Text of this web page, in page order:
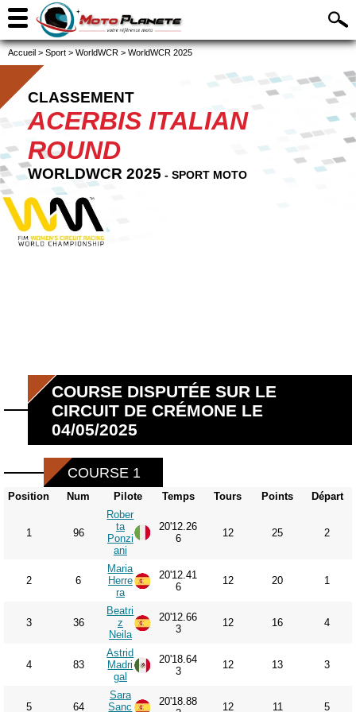
Accueil > Sport > WorldWCR > WorldWCR 2025
CLASSEMENT
ACERBIS ITALIAN
ROUND
WORLDWCR 2025 - SPORT MOTO
COURSE DISPUTÉE SUR LE
CIRCUIT DE CRÉMONE LE
04/05/2025
COURSE 1
Position Num Pilote Temps Tours Points Départ
1 96
Rober
ta
Ponzi
ani
20'12.26
6
12 25 2
2 6
Maria
Herre
ra
20'12.41
6
12 20 1
3 36
Beatri
z
Neila
20'12.66
3
12 16 4
4 83
Astrid
Madri
gal
20'18.64
3
12 13 3
5 64
Sara
Sanc
20'18.88
12 11 5